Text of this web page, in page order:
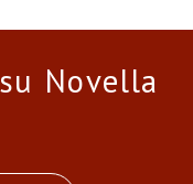
Novella